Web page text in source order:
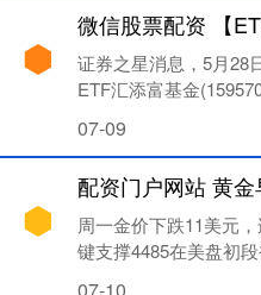
证券之星消息，5月28
ETF汇添富基金
07-09
周一金价下跌11美元
键支撑4485在美盘初
07-10